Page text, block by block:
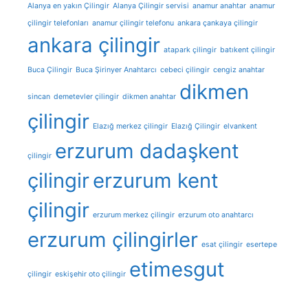
Alanya en yakın Çilingir Alanya Çilingir servisi anamur anahtar anamur
çilingir telefonları anamur çilingir telefonu ankara çankaya çilingir
ankara çilingir atapark çilingir batıkent çilingir
Buca Çilingir Buca Şirinyer Anahtarcı cebeci çilingir cengiz anahtar
sincan demetevler çilingir dikmen anahtar dikmen
çilingir Elazığ merkez çilingir Elazığ Çilingir elvankent
çilingir erzurum dadaşkent
çilingirerzurum kent
çilingir erzurum merkez çilingir erzurum oto anahtarcı
erzurum çilingirler esat çilingir esertepe
çilingir eskişehir oto çilingir etimesgut